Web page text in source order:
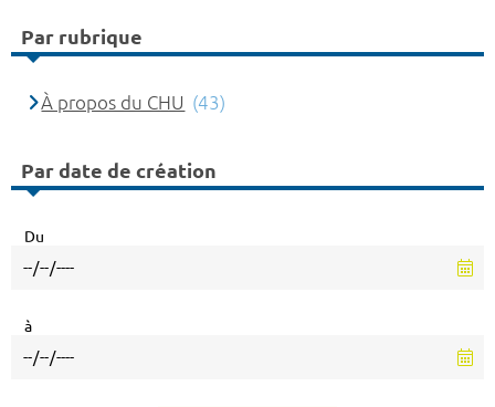
Par rubrique
À propos du CHU (43)
Par date de création
Du
à